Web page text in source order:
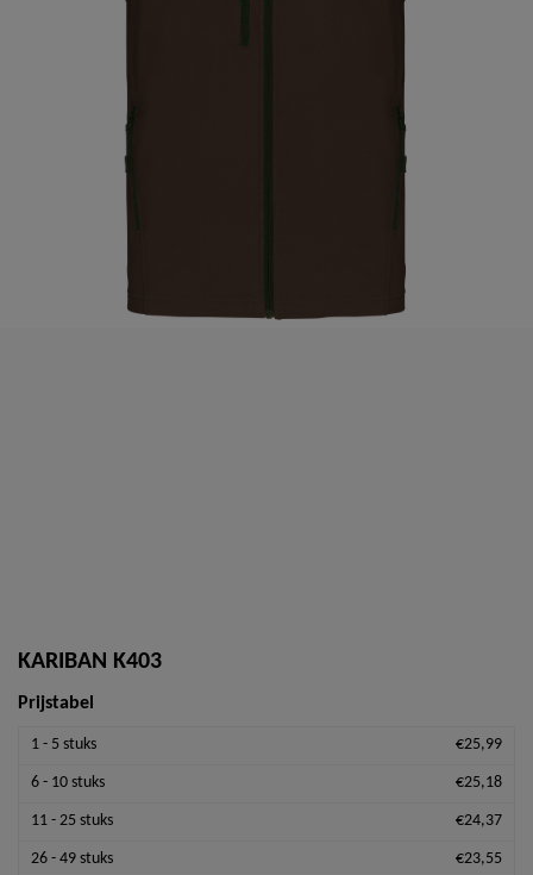
KARIBAN K403
Prijstabel
1 - 5 stuks €25,99
6 - 10 stuks €25,18
11 - 25 stuks €24,37
26 - 49 stuks €23,55